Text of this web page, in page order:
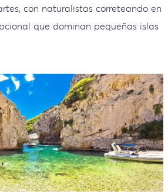
con naturalistas correteando en
que dominan pequeñas islas